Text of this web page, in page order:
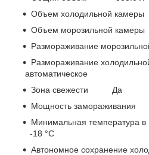
Объем холодильной
Объем морозильной
Размораживание
Размораживание
автоматическое
Зона свежести Да
Мощность
Минимальная температура
-18 °C
Автономное сохранение